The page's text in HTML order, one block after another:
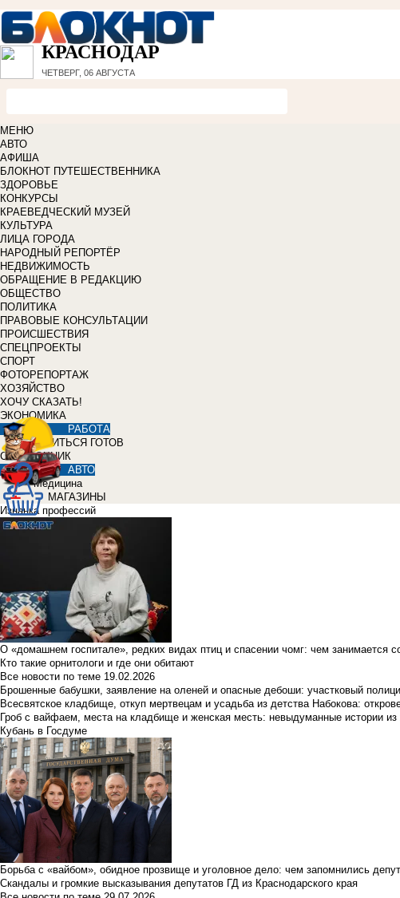
КРАСНОДАР
ЧЕТВЕРГ, 06 АВГУСТА
МЕНЮ
АВТО
АФИША
БЛОКНОТ ПУТЕШЕСТВЕННИКА
ЗДОРОВЬЕ
КОНКУРСЫ
КРАЕВЕДЧЕСКИЙ МУЗЕЙ
КУЛЬТУРА
ЛИЦА ГОРОДА
НАРОДНЫЙ РЕПОРТЁР
НЕДВИЖИМОСТЬ
ОБРАЩЕНИЕ В РЕДАКЦИЮ
ОБЩЕСТВО
ПОЛИТИКА
ПРАВОВЫЕ КОНСУЛЬТАЦИИ
ПРОИСШЕСТВИЯ
СПЕЦПРОЕКТЫ
СПОРТ
ФОТОРЕПОРТАЖ
ХОЗЯЙСТВО
ХОЧУ СКАЗАТЬ!
ЭКОНОМИКА
РАБОТА
УЧИТЬСЯ ГОТОВ
СПРАВОЧНИК
АВТО
Медицина
МАГАЗИНЫ
Изнанка профессий
О «домашнем госпитале», редких видах птиц и спасении чомг: чем занимается
Кто такие орнитологи и где они обитают
Все новости по теме 19.02.2026
Брошенные бабушки, заявление на оленей и опасные дебоши: участковый
Всесвятское кладбище, откуп мертвецам и усадьба из детства Набокова:
Гроб с вайфаем, места на кладбище и женская месть: невыдуманные истории из
Кубань в Госдуме
Борьба с «вайбом», обидное прозвище и уголовное дело: чем запомнились
Скандалы и громкие высказывания депутатов ГД из Краснодарского края